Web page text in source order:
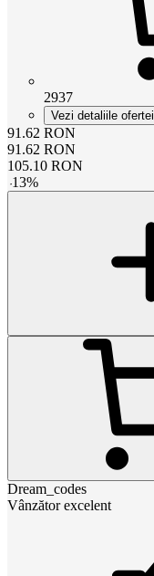
2937
Vezi detaliile ofertei
91.62 RON
91.62 RON
105.10 RON
-13%
Dream_codes
Vânzător excelent